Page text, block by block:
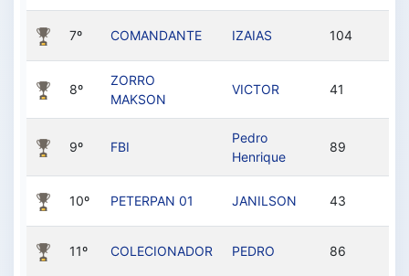
7º COMANDANTE IZAIAS 104
8º
ZORRO
MAKSON
VICTOR 41
9º FBI
Pedro
Henrique
89
10º PETERPAN 01 JANILSON 43
11º COLECIONADOR PEDRO 86